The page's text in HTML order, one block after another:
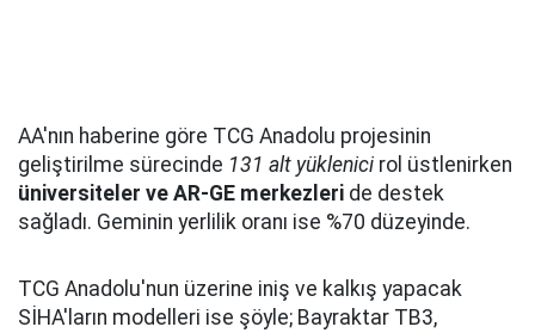
AA'nın haberine göre TCG Anadolu projesinin
geliştirilme sürecinde 131 alt yüklenici rol üstlenirken
üniversiteler ve AR-GE merkezleri de destek
sağladı. Geminin yerlilik oranı ise %70 düzeyinde.
TCG Anadolu'nun üzerine iniş ve kalkış yapacak
SİHA'ların modelleri ise şöyle; Bayraktar TB3,